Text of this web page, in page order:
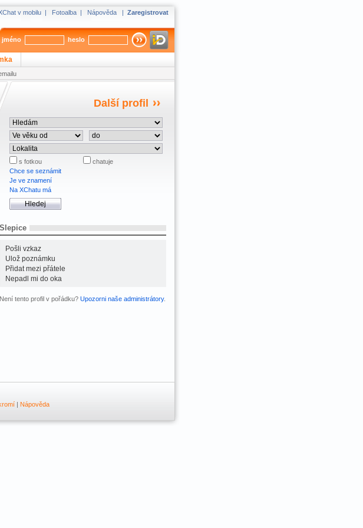
v mobilu | Fotoalba | Nápověda | Zaregistrovat
jméno heslo
Další profil
s fotkou
chatuje
Chce se seznámit
Je ve znamení
Na XChatu má
Slepice
Pošli vzkaz
Ulož poznámku
Přidat mezi přátele
Nepadl mi do oka
Není tento profil v pořádku? Upozorni naše administrátory.
| Nápověda